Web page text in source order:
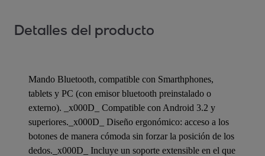
Detalles del producto
Mando Bluetooth, compatible con Smarthphones,
tablets y PC (con emisor bluetooth preinstalado o
externo). _x000D_ Compatible con Android 3.2 y
superiores._x000D_ Diseño ergonómico: acceso a los
botones de manera cómoda sin forzar la posición de los
dedos._x000D_ Incluye un soporte extensible en el que